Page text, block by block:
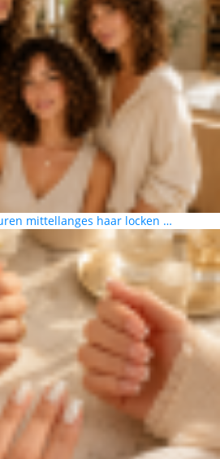
mittellanges haar locken …